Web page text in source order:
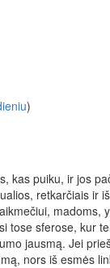
)
kas puiku, ir jos
retkarčiais ir
madoms,
tose sferose, kur
jausmą. Jei
nors iš esmės